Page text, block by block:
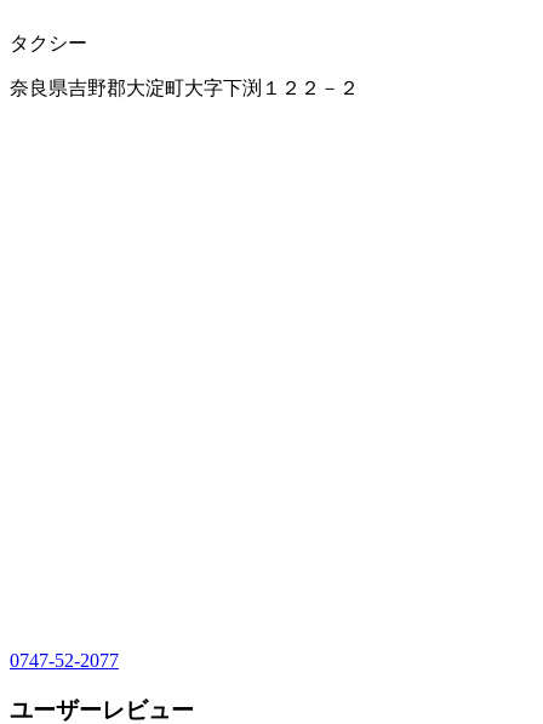
タクシー
奈良県吉野郡大淀町大字下渕１２２－２
0747-52-2077
ユーザーレビュー